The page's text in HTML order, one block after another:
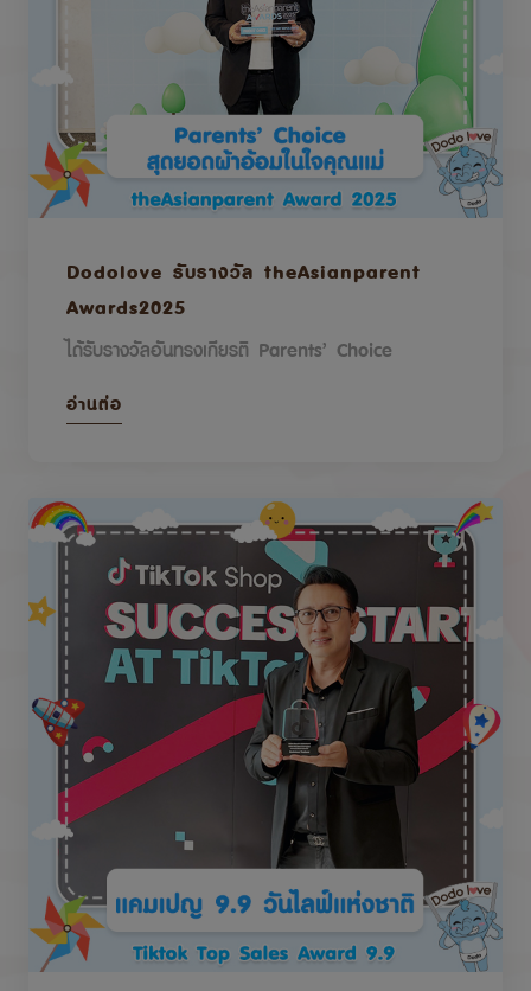
Dodolove รับรางวัล theAsianparent
Awards2025
ได้รับรางวัลอันทรงเกียรติ Parents’ Choice
อ่านต่อ